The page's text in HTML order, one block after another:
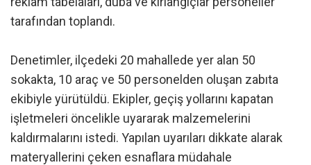
tarafından toplandı.
Denetimler, ilçedeki 20 mahallede yer alan 50
sokakta, 10 araç ve 50 personelden oluşan zabıta
ekibiyle yürütüldü. Ekipler, geçiş yollarını kapatan
işletmeleri öncelikle uyararak malzemelerini
kaldırmalarını istedi. Yapılan uyarıları dikkate alarak
materyallerini çeken esnaflara müdahale